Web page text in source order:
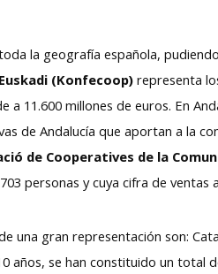
la geografía española,
(Konfecoop)representa
a 11.600 millones de euros. En
de Andalucía que aportan a la
de Cooperatives de la
personas y cuya cifra de ventas
una gran representación son:
años, se han constituido un total